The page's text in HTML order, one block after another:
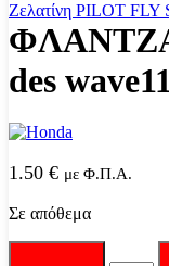
Ζελατίνη PILOT
des
1.50 € με Φ.Π.Α.
Σε απόθεμα